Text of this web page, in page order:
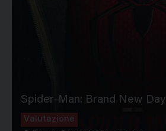
Spider-Man: Brand New Day
Valutazione